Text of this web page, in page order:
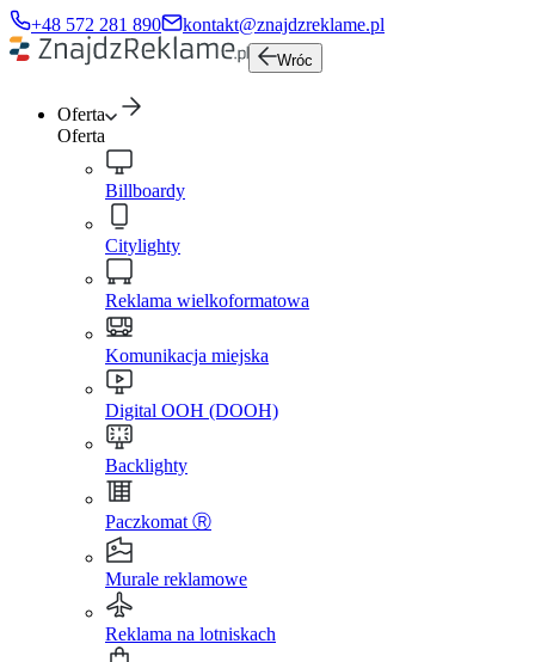
+48 572 281 890 kontakt@znajdzreklame.pl
Wróc
Oferta
Oferta
Billboardy
Citylighty
Reklama wielkoformatowa
Komunikacja miejska
Digital OOH (DOOH)
Backlighty
Paczkomat Ⓡ
Murale reklamowe
Reklama na lotniskach